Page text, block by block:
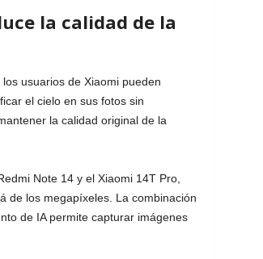
la calidad de la
usuarios de Xiaomi pueden
el cielo en sus fotos sin
la calidad original de la
Note 14 y el Xiaomi 14T Pro,
de los megapíxeles. La combinación
de IA permite capturar imágenes